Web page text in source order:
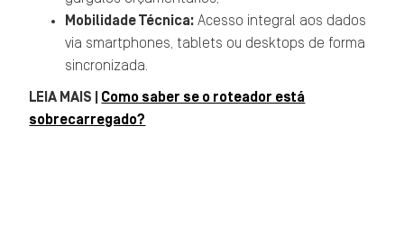
Mobilidade Técnica: Acesso integral aos dados
via smartphones, tablets ou desktops de forma
sincronizada.
LEIA MAIS | Como saber se o roteador está
sobrecarregado?